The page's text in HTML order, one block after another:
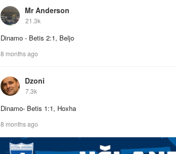
Mr Anderson
21.3k
Dinamo - Betis 2:1, Beljo
8 months ago
Dzoni
7.3k
Dinamo- Betis 1:1, Hoxha
8 months ago